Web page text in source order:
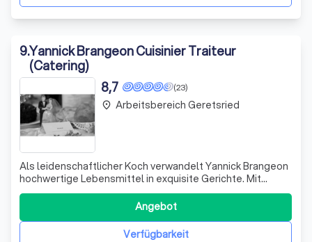
9.Yannick Brangeon Cuisinier Traiteur
(Catering)
(23)
8,7
Als leidenschaftlicher Koch verwandelt Yannick Brangeon
hochwertige Lebensmittel in exquisite Gerichte. Mit
Respekt für Mensch und Tier legt er großen Wert auf
verantwortungsvolle Produktverarbeitung. Seine
Kochkunst, gepaart mit französischem Temperament und
Passion, vermittelt das typische "Savoir
Verfügbarkeit
Angebot
place Arbeitsbereich Geretsried